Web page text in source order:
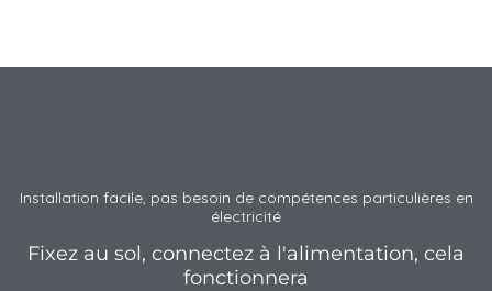
Installation facile, pas besoin de compétences particulières en
électricité
Fixez au sol, connectez à l'alimentation, cela
fonctionnera